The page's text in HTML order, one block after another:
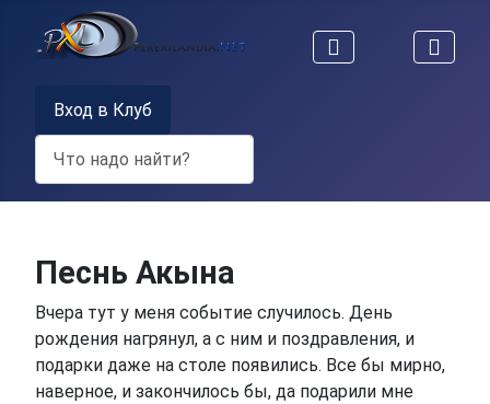
Вход в Клуб
Песнь Акына
Вчера тут у меня событие случилось. День
рождения нагрянул, а с ним и поздравления, и
подарки даже на столе появились. Все бы мирно,
наверное, и закончилось бы, да подарили мне